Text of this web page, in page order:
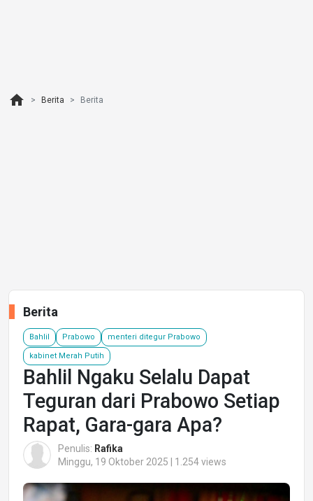
home Berita Berita
Berita
Bahlil Prabowo menteri ditegur Prabowo
kabinet Merah Putih
Bahlil Ngaku Selalu Dapat
Teguran dari Prabowo Setiap
Rapat, Gara-gara Apa?
Penulis: Rafika
Minggu, 19 Oktober 2025 | 1.254 views